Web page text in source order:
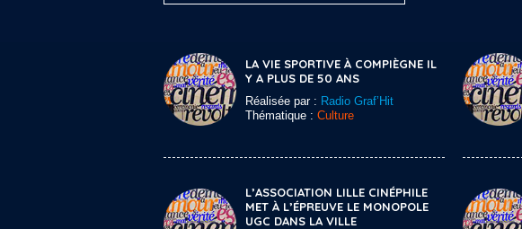
LA VIE SPORTIVE À COMPIÈGNE IL
Y A PLUS DE 50 ANS
Réalisée par : Radio Graf’Hit
Thématique : Culture
L’ASSOCIATION LILLE CINÉPHILE
MET À L’ÉPREUVE LE MONOPOLE
UGC DANS LA VILLE